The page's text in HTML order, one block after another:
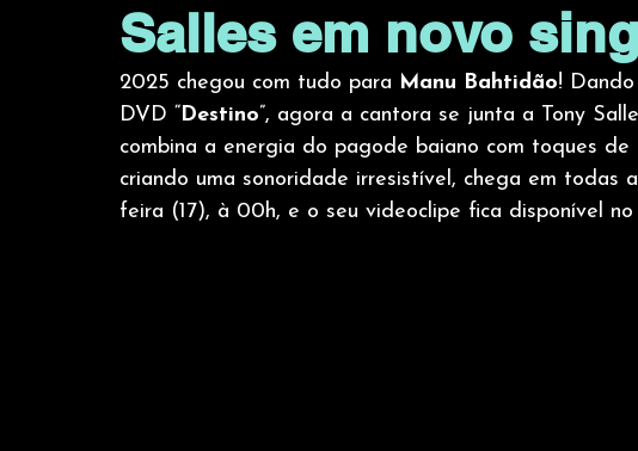
Salles em novo
2025 chegou com tudo para Manu Bahtidão!
DVD “Destino”, agora a cantora se junta a Tony
combina a energia do pagode baiano com toques
criando uma sonoridade irresistível, chega em todas
feira (17), à 00h, e o seu videoclipe fica disponível no